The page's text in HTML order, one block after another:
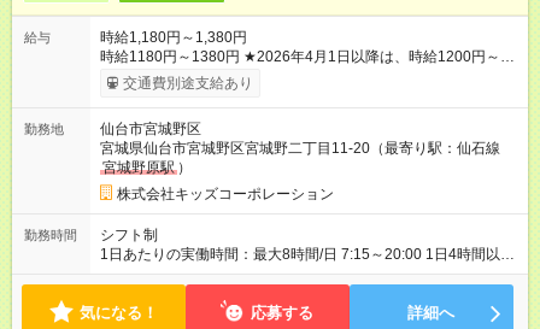
給与
時給1,180円～1,380円
時給1180円～1380円 ★2026年4月1日以降は、時給1200円～に
アップ ※平日～8:00、18:00～は時給＋100円 ※土曜・日曜・祝
日は時給＋100円 ※特別期間（GW、お盆）は時給＋200円 【試
は本採用時と同じです。
交通費別途支給あり
勤務地
仙台市宮城野区
宮城県仙台市宮城野区宮城野二丁目11-20（最寄り駅：仙石線
宮城野原駅 ）
株式会社キッズコーポレーション
勤務時間
シフト制
1日あたりの実働時間：最大8時間/日 7:15～20:00 1日4時間以
上、週2日～5日 ＊早番7:15～、遅番20:00までどちらか入れる
る場合は60分） ＊お預かり状況により、勤務時間の調整をお願
気になる！ 応募する 詳細へ